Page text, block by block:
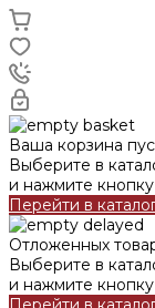
Ваша корзина
Выберите в
и нажмите
Перейти в
Отложенных
Выберите в
и нажмите кнопку